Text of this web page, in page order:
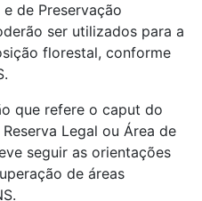
de Preservação
ser utilizados para a
florestal, conforme
que refere o caput do
Legal ou Área de
seguir as orientações
de áreas